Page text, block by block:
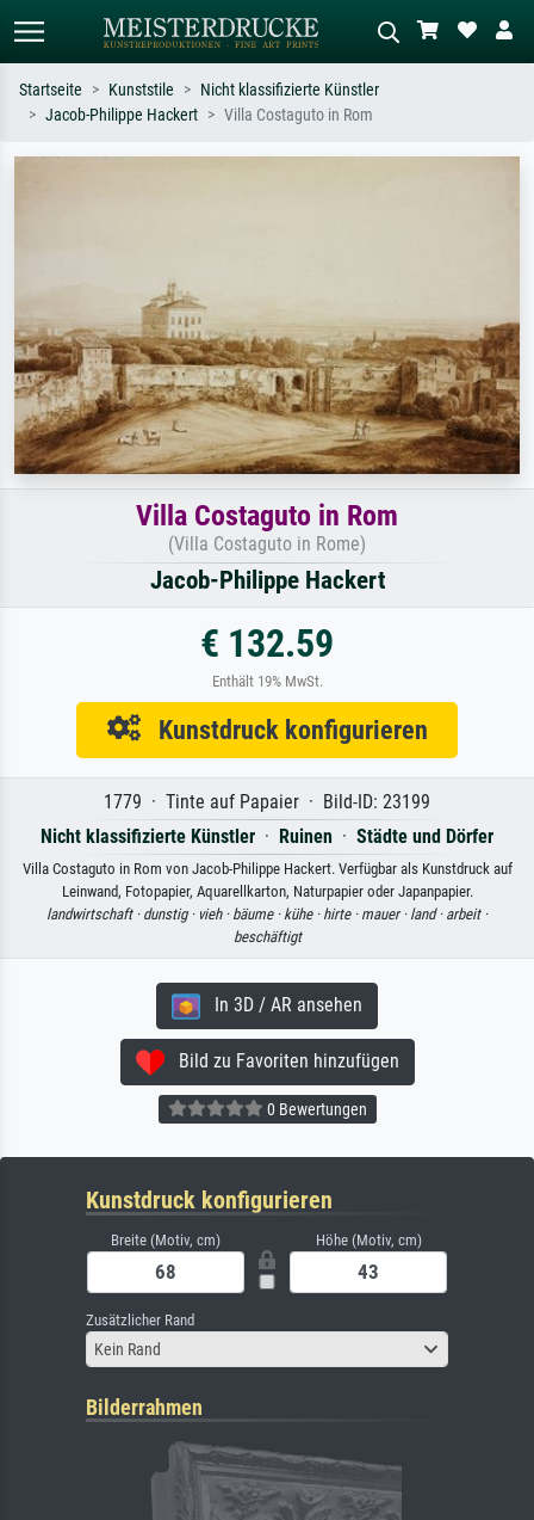
Startseite Kunststile
Nicht klassifizierte Künstler
Jacob-Philippe Hackert
Villa Costaguto in Rom
Villa Costaguto in Rom
(Villa Costaguto in Rome)
Jacob-Philippe Hackert
€ 132.59
Enthält 19% MwSt.
Kunstdruck konfigurieren
1779 · Tinte auf Papaier · Bild-ID: 23199
Nicht klassifizierte Künstler · Ruinen · Städte und Dörfer
Villa Costaguto in Rom von Jacob-Philippe Hackert. Verfügbar als Kunstdruck auf
Leinwand, Fotopapier, Aquarellkarton, Naturpapier oder Japanpapier.
landwirtschaft · dunstig · vieh · bäume · kühe · hirte · mauer · land · arbeit ·
beschäftigt
In 3D / AR ansehen
Bild zu Favoriten hinzufügen
0 Bewertungen
Kunstdruck konfigurieren
Breite (Motiv, cm) Höhe (Motiv, cm)
Zusätzlicher Rand
Kein Rand
Bilderrahmen